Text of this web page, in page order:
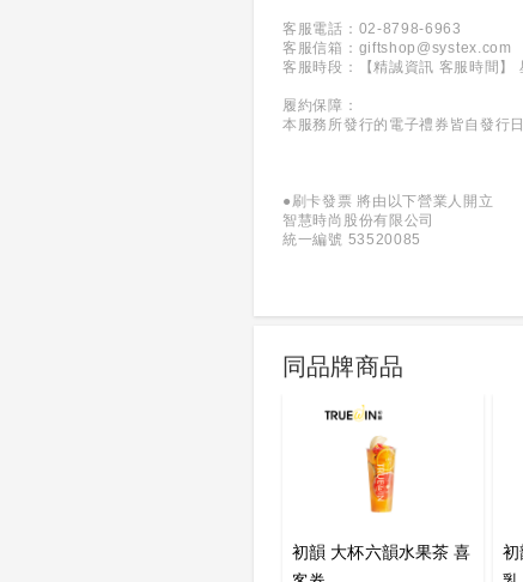
客服電話：02-8798-6963
客服信箱：giftshop@systex.com
客服時段：【精誠資訊 客服時間】
履約保障：
本服務所發行的電子禮券皆自發行
●刷卡發票 將由以下營業人開立
智慧時尚股份有限公司
統一編號 53520085
同品牌商品
初韻 大杯六韻水果茶 喜
初